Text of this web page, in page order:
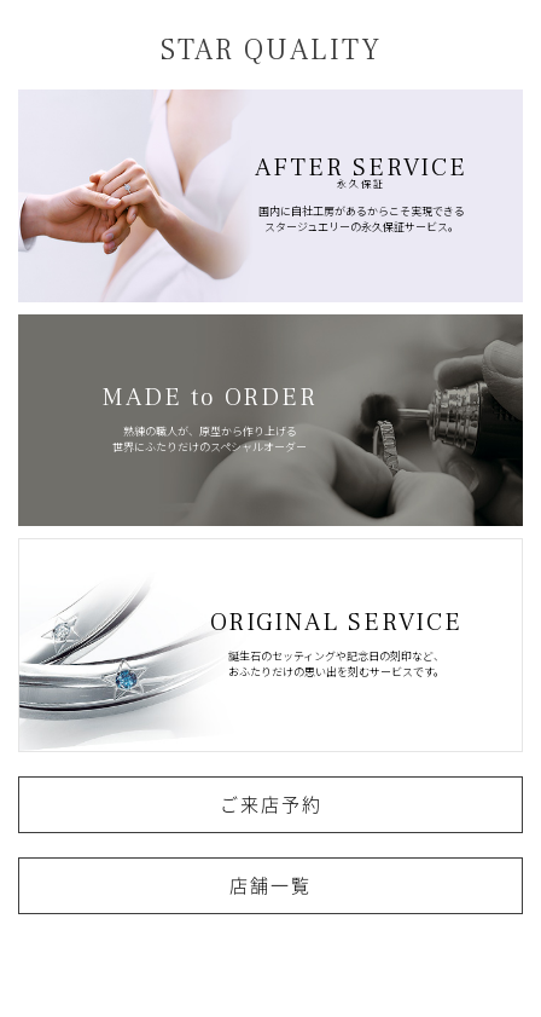
STAR QUALITY
AFTER SERVICE
永久保証
国内に自社工房があるからこそ実現できる
スタージュエリーの永久保証サービス。
MADE to ORDER
熟練の職人が、原型から作り上げる
世界にふたりだけのスペシャルオーダー
ORIGINAL SERVICE
誕生石のセッティングや記念日の刻印など、
おふたりだけの思い出を刻むサービスです。
ご来店予約
店舗一覧